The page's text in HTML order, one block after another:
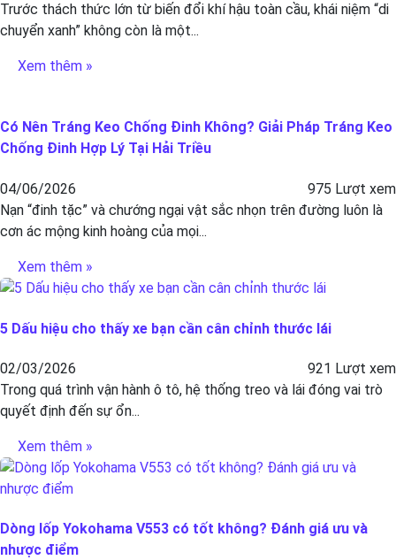
Trước thách thức lớn từ biến đổi khí hậu toàn cầu, khái niệm “di
chuyển xanh” không còn là một...
Xem thêm »
Có Nên Tráng Keo Chống Đinh Không? Giải Pháp Tráng Keo
Chống Đinh Hợp Lý Tại Hải Triều
04/06/2026
975 Lượt xem
Nạn “đinh tặc” và chướng ngại vật sắc nhọn trên đường luôn là
cơn ác mộng kinh hoàng của mọi...
Xem thêm »
5 Dấu hiệu cho thấy xe bạn cần cân chỉnh thước lái
02/03/2026
921 Lượt xem
Trong quá trình vận hành ô tô, hệ thống treo và lái đóng vai trò
quyết định đến sự ổn...
Xem thêm »
Dòng lốp Yokohama V553 có tốt không? Đánh giá ưu và
nhược điểm